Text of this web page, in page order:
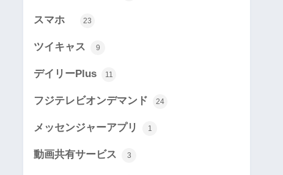
スマホ 23
ツイキャス 9
デイリーPlus 11
フジテレビオンデマンド 24
メッセンジャーアプリ 1
動画共有サービス 3